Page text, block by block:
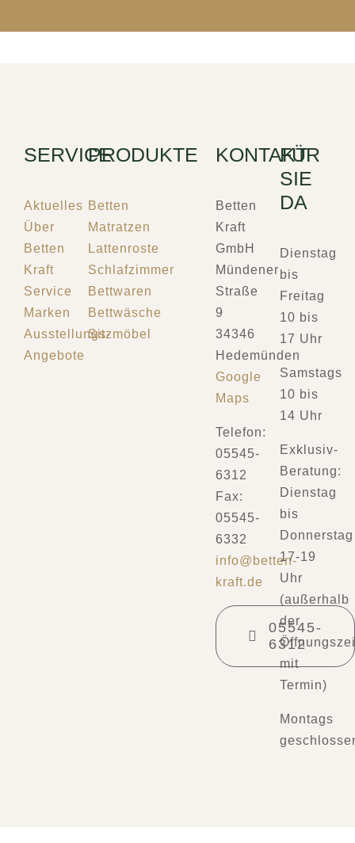
SERVICE
Aktuelles
Über
Betten
Kraft
Service
Marken
Ausstellungs-
Angebote
PRODUKTE
Betten
Matratzen
Lattenroste
Schlafzimmer
Bettwaren
Bettwäsche
Sitzmöbel
KONTAKT
Betten
Kraft
GmbH
Mündener
Straße
9
34346
Hedemünden
Google
Maps
Telefon:
05545-
6312
Fax:
05545-
6332
info@betten-
kraft.de
05545-
6312
FÜR
SIE
DA
Dienstag
bis
Freitag
10 bis
17 Uhr
Samstags
10 bis
14 Uhr
Exklusiv-
Beratung:
Dienstag
bis
Donnerstag
17-19
Uhr
(außerhalb
der
mit
Termin)
Montags